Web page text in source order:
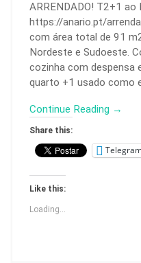
ARRENDADO! T2+1
https://anario.pt/
com área total de 91
Nordeste e Sudoeste.
cozinha com despensa
quarto +1 usado como
Continue Reading →
Share this:
Like this:
Loading...